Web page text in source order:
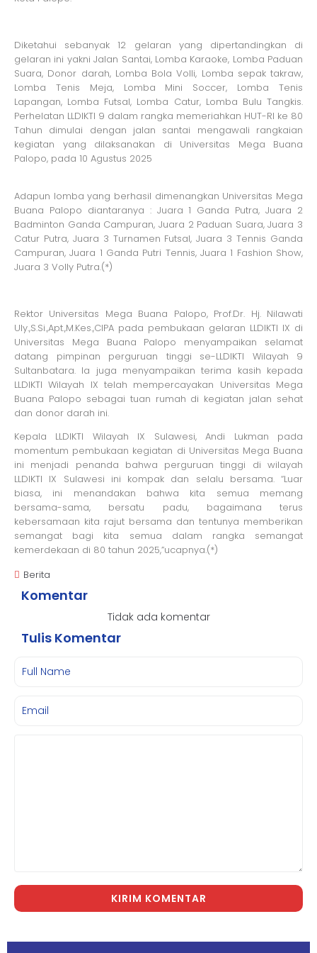
Diketahui sebanyak 12 gelaran yang dipertandingkan di
gelaran ini yakni Jalan Santai, Lomba Karaoke, Lomba Paduan
Suara, Donor darah, Lomba Bola Volli, Lomba sepak takraw,
Lomba Tenis Meja, Lomba Mini Soccer, Lomba Tenis
Lapangan, Lomba Futsal, Lomba Catur, Lomba Bulu Tangkis.
Perhelatan LLDIKTI 9 dalam rangka memeriahkan HUT-RI ke 80
Tahun dimulai dengan jalan santai mengawali rangkaian
kegiatan yang dilaksanakan di Universitas Mega Buana
Palopo, pada 10 Agustus 2025
Adapun lomba yang berhasil dimenangkan Universitas Mega
Buana Palopo diantaranya : Juara 1 Ganda Putra, Juara 2
Badminton Ganda Campuran, Juara 2 Paduan Suara, Juara 3
Catur Putra, Juara 3 Turnamen Futsal, Juara 3 Tennis Ganda
Campuran, Juara 1 Ganda Putri Tennis, Juara 1 Fashion Show,
Juara 3 Volly Putra.(*)
Rektor Universitas Mega Buana Palopo, Prof.Dr. Hj. Nilawati
Uly.,S.Si.,Apt.,M.Kes.,CIPA pada pembukaan gelaran LLDIKTI IX di
Universitas Mega Buana Palopo menyampaikan selamat
datang pimpinan perguruan tinggi se-LLDIKTI Wilayah 9
Sultanbatara. Ia juga menyampaikan terima kasih kepada
LLDIKTI Wilayah IX telah mempercayakan Universitas Mega
Buana Palopo sebagai tuan rumah di kegiatan jalan sehat
dan donor darah ini.
Kepala LLDIKTI Wilayah IX Sulawesi, Andi Lukman pada
momentum pembukaan kegiatan di Universitas Mega Buana
ini menjadi penanda bahwa perguruan tinggi di wilayah
LLDIKTI IX Sulawesi ini kompak dan selalu bersama. “Luar
biasa, ini menandakan bahwa kita semua memang
bersama-sama, bersatu padu, bagaimana terus
kebersamaan kita rajut bersama dan tentunya memberikan
semangat bagi kita semua dalam rangka semangat
kemerdekaan di 80 tahun 2025,”ucapnya.(*)
Berita
Komentar
Tidak ada komentar
Tulis Komentar
KIRIM KOMENTAR